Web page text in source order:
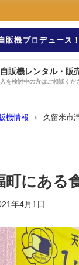
販機プロデュース
自販機レンタル・販
を検討中の方はご相談くだ
機情報 久留米市
町にある
年4月1日